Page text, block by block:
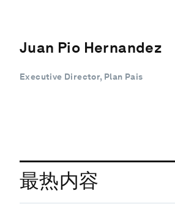
Juan Pio Hernandez
Executive Director, Plan Pais
最热内容